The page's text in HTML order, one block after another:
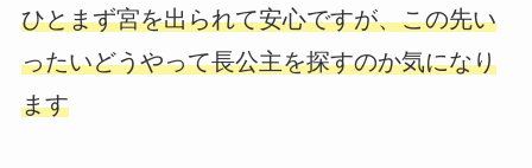
ひとまず宮を出られて安心ですが、この先い
ったいどうやって長公主を探すのか気になり
ます